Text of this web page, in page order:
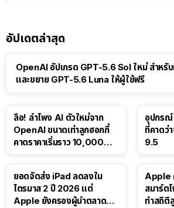
อัปเดตล่าสุด
OpenAI อัปเกรด GPT-5.6 Sol ใหม่ สำหรั
และขยาย GPT-5.6 Luna ให้ผู้ใช้ฟรี
ลือ! ลำโพง AI ตัวใหม่จาก
OpenAI ขนาดเท่าลูกฮอกกี้
คาดราคาเริ่มราว 10,000
อุปกรณ์
ที่คาดว่
9.5
ยอดจัดส่ง iPad ลดลงใน
ไตรมาส 2 ปี 2026 แต่
Apple ยังครองผู้นำตลาด
Apple
สมาร์ต
ทำสถิติ